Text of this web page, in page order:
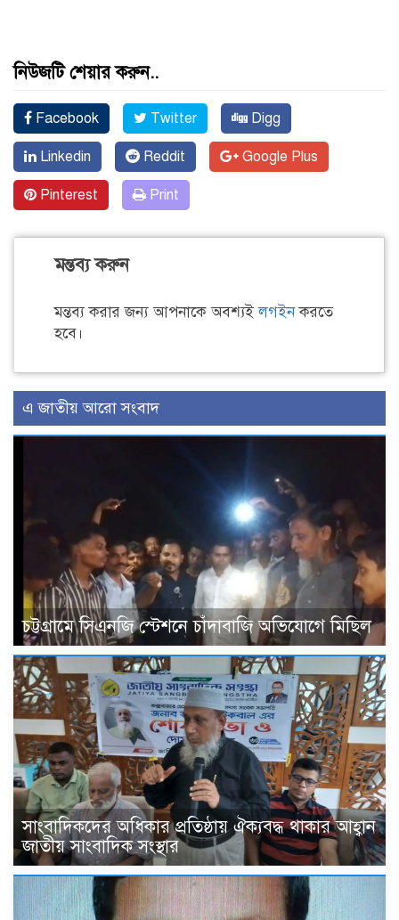
নিউজটি শেয়ার করুন..
Facebook Twitter Digg
Linkedin Reddit Google Plus
Pinterest Print
মন্তব্য করুন
মন্তব্য করার জন্য আপনাকে অবশ্যইলগইনকরতে
হবে।
এ জাতীয় আরো সংবাদ
চট্টগ্রামে সিএনজি স্টেশনে চাঁদাবাজি অভিযোগে মিছিল
সাংবাদিকদের অধিকার প্রতিষ্ঠায় ঐক্যবদ্ধ থাকার আহ্বান
জাতীয় সাংবাদিক সংস্থার